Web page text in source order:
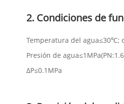
2. Condiciones de
Temperatura del agua≤30℃;
Presión de
ΔP≤0.1MPa